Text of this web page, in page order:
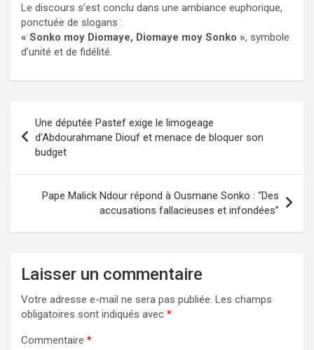
Le discours s’est conclu dans une ambiance euphorique,
ponctuée de slogans :
« Sonko moy Diomaye, Diomaye moy Sonko », symbole
d’unité et de fidélité.
Une députée Pastef exige le limogeage
d’Abdourahmane Diouf et menace de bloquer son
budget
Pape Malick Ndour répond à Ousmane Sonko : “Des
accusations fallacieuses et infondées”
Laisser un commentaire
Votre adresse e-mail ne sera pas publiée. Les champs
obligatoires sont indiqués avec *
Commentaire *